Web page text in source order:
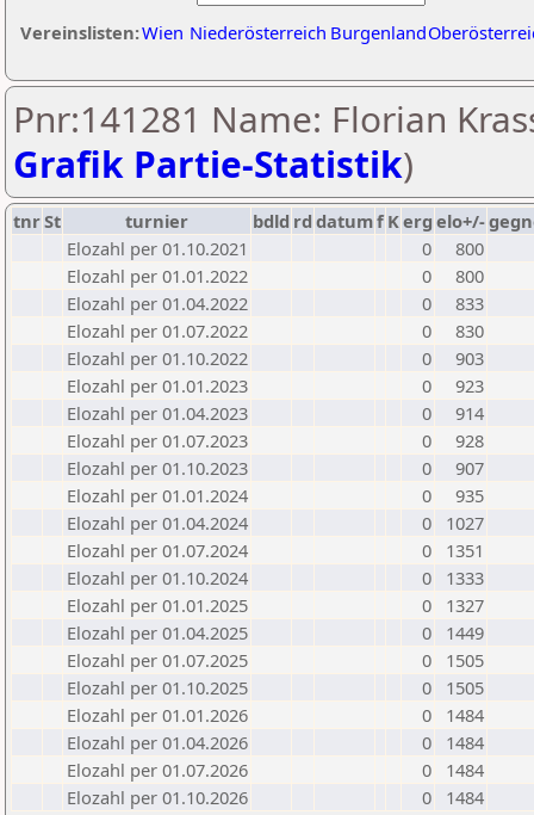
Vereinslisten:Wien Niederösterreich Burgenland
Pnr:141281 Name: Florian
Grafik Partie-Statistik)
tnrSt turnier bdld rd datumf Kerg elo+/-
Elozahl per 01.10.2021
0
800
Elozahl per 01.01.2022
0
800
Elozahl per 01.04.2022
0
833
Elozahl per 01.07.2022
0
830
Elozahl per 01.10.2022
0
903
Elozahl per 01.01.2023
0
923
Elozahl per 01.04.2023
0
914
Elozahl per 01.07.2023
0
928
Elozahl per 01.10.2023
0
907
Elozahl per 01.01.2024
0
935
Elozahl per 01.04.2024
0
1027
Elozahl per 01.07.2024
0
1351
Elozahl per 01.10.2024
0
1333
Elozahl per 01.01.2025
0
1327
Elozahl per 01.04.2025
0
1449
Elozahl per 01.07.2025
0
1505
Elozahl per 01.10.2025
0
1505
Elozahl per 01.01.2026
0
1484
Elozahl per 01.04.2026
0
1484
Elozahl per 01.07.2026
0
1484
Elozahl per 01.10.2026
0 1484